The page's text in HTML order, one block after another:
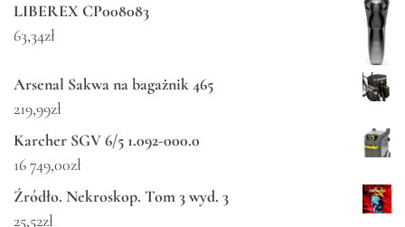
LIBEREX CP008083
63,34zł
Arsenal Sakwa na bagażnik 465
219,99zł
Karcher SGV 6/5 1.092-000.0
16 749,00zł
Źródło. Nekroskop. Tom 3 wyd. 3
25,52zł